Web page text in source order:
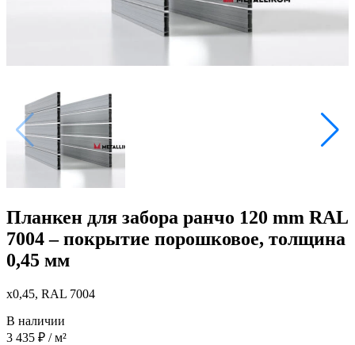
Планкен для забора ранчо 120 mm RAL
7004 – покрытие порошковое, толщина
0,45 мм
x0,45, RAL 7004
В наличии
3 435 ₽ / м²